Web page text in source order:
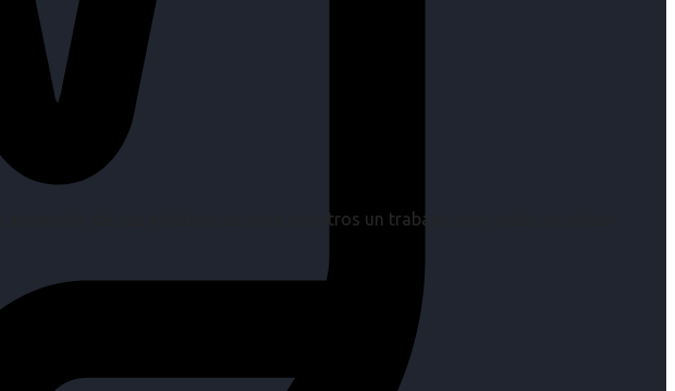
de sus objetivos es para nosotros un trabajo, pero antes un placer.